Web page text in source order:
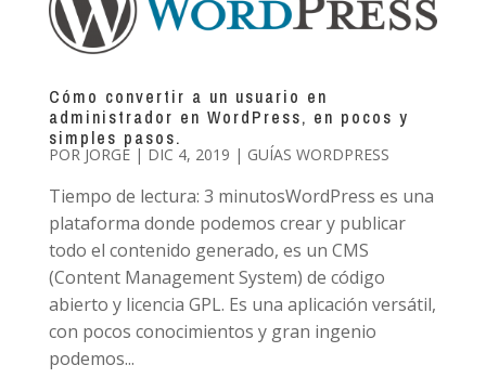
Cómo convertir a un usuario en
administrador en WordPress, en pocos y
simples pasos.
POR JORGE| DIC 4, 2019 | GUÍAS WORDPRESS
Tiempo de lectura: 3 minutosWordPress es una
plataforma donde podemos crear y publicar
todo el contenido generado, es un CMS
(Content Management System) de código
abierto y licencia GPL. Es una aplicación versátil,
con pocos conocimientos y gran ingenio
podemos...